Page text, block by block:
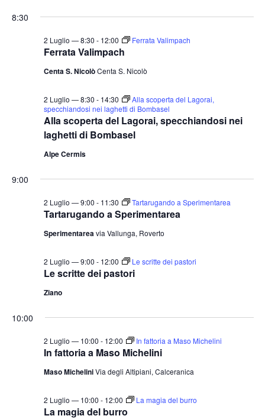
for
Luglio
2026
i
c
e
a
v
e
v
o
e
d
8:30
Ferrata Valimpach
2 Luglio — 8:30 - 12:00 Ferrata Valimpach
Centa S. NicolòCenta S. Nicolò
Alla scoperta del Lagorai, specchiandosi nei
laghetti di Bombasel
2 Luglio — 8:30 - 14:30
Alla scoperta del Lagorai,
specchiandosi nei laghetti di Bombasel
Alpe Cermis
9:00
Tartarugando a Sperimentarea
2 Luglio — 9:00 - 11:30 Tartarugando a Sperimentarea
Sperimentareavia Vallunga, Roverto
Le scritte dei pastori
2 Luglio — 9:00 - 12:00 Le scritte dei pastori
Ziano
10:00
In fattoria a Maso Michelini
2 Luglio — 10:00 - 12:00 In fattoria a Maso Michelini
Maso MicheliniVia degli Altipiani, Calceranica
La magia del burro
2 Luglio — 10:00 - 12:00 La magia del burro